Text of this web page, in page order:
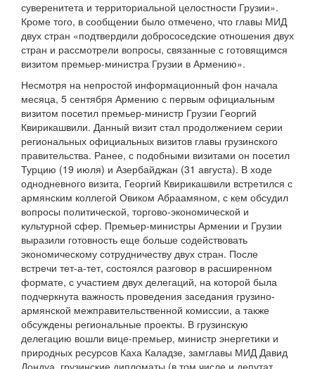
суверенитета и территориальной целостности Грузии».
Кроме того, в сообщении было отмечено, что главы МИД
двух стран «подтвердили добрососедские отношения двух
стран и рассмотрели вопросы, связанные с готовящимся
визитом премьер-министра Грузии в Армению».
Несмотря на непростой информационный фон начала
месяца, 5 сентября Армению с первым официальным
визитом посетил премьер-министр Грузии Георгий
Квирикашвили. Данный визит стал продолжением серии
региональных официальных визитов главы грузинского
правительства. Ранее, с подобными визитами он посетил
Турцию (19 июля) и Азербайджан (31 августа). В ходе
однодневного визита, Георгий Квирикашвили встретился с
армянским коллегой Овиком Абраамяном, с кем обсудил
вопросы политической, торгово-экономической и
культурной сфер. Премьер-министры Армении и Грузии
выразили готовность еще больше содействовать
экономическому сотрудничеству двух стран. После
встречи тет-а-тет, состоялся разговор в расширенном
формате, с участием двух делегаций, на которой была
подчеркнута важность проведения заседания грузино-
армянской межправительственной комиссии, а также
обсуждены региональные проекты. В грузинскую
делегацию вошли вице-премьер, министр энергетики и
природных ресурсов Каха Каладзе, замглавы МИД Давид